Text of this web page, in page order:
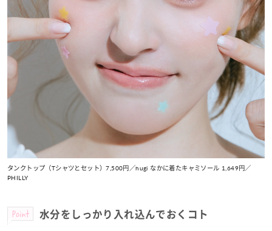
タンクトップ（Tシャツとセット）7,500円／hugi なかに着たキャミソール 1,649円／
PHILLY
Point 水分をしっかり入れ込んでおくコト